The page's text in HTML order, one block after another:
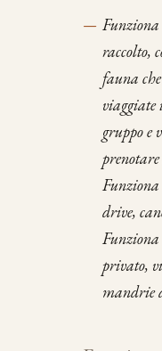
— Funziona
raccolto,
fauna
gruppo e
drive,
privato,
mandrie